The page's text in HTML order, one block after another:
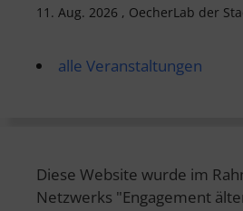
11. Aug. 2026 , OecherLab der
alle Veranstaltungen
Diese Website wurde im
Netzwerks "Engagement